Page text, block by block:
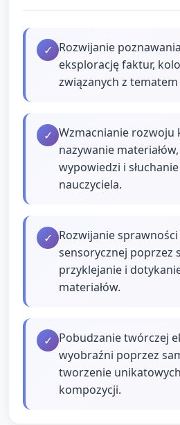
✓ Rozwijanie
eksplorację faktur,
związanych z
✓ Wzmacnianie rozwoju
nazywanie
wypowiedzi i
nauczyciela.
✓ Rozwijanie
sensorycznej poprzez
przyklejanie i
materiałów.
✓ Pobudzanie twórczej
wyobraźni poprzez
tworzenie
kompozycji.